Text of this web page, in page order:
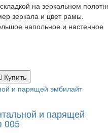
на зеркальном
зеркала и цвет рамы.
напольное и настенное
Купить
и парящей
005